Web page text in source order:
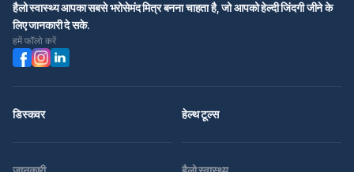
हैलो स्वास्थ्य आपका सबसे भरोसेमंद मित्र बनना चाहता है, जो आपको हेल्दी जिंदगी जीने के
लिए जानकारी दे सके.
हमें फॉलो करें
डिस्कवर हेल्थ टूल्स